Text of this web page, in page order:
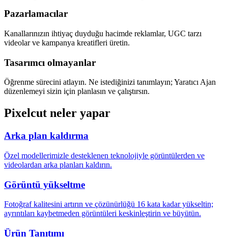
Pazarlamacılar
Kanallarınızın ihtiyaç duyduğu hacimde reklamlar, UGC tarzı
videolar ve kampanya kreatifleri üretin.
Tasarımcı olmayanlar
Öğrenme sürecini atlayın. Ne istediğinizi tanımlayın; Yaratıcı Ajan
düzenlemeyi sizin için planlasın ve çalıştırsın.
Pixelcut neler yapar
Arka plan kaldırma
Özel modellerimizle desteklenen teknolojiyle görüntülerden ve
videolardan arka planları kaldırın.
Görüntü yükseltme
Fotoğraf kalitesini artırın ve çözünürlüğü 16 kata kadar yükseltin;
ayrıntıları kaybetmeden görüntüleri keskinleştirin ve büyütün.
Ürün Tanıtımı